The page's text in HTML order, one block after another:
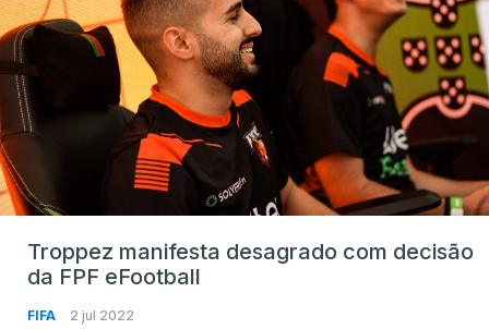
Troppez manifesta desagrado com decisão
da FPF eFootball
FIFA 2 jul 2022